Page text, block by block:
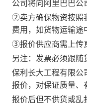
公司将向阿里巴巴公
②卖方确保物资按照
费用，如货物运输途
③报价供应商需上传
另注：发票必须跟随
保利长大工程有限公
报价，对保证质量、
报价后但不供货或乱